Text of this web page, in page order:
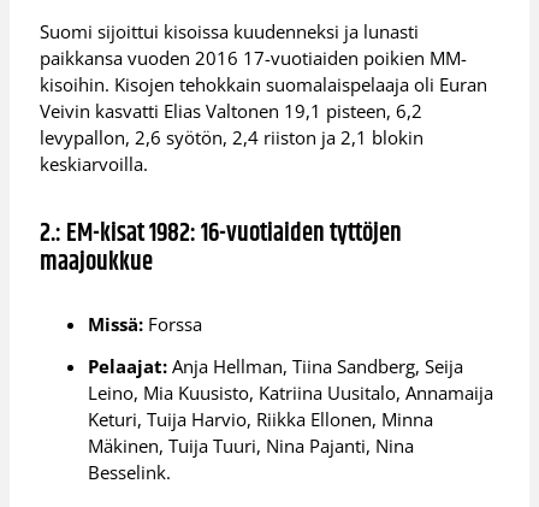
Suomi sijoittui kisoissa kuudenneksi ja lunasti
paikkansa vuoden 2016 17-vuotiaiden poikien MM-
kisoihin. Kisojen tehokkain suomalaispelaaja oli Euran
Veivin kasvatti Elias Valtonen 19,1 pisteen, 6,2
levypallon, 2,6 syötön, 2,4 riiston ja 2,1 blokin
keskiarvoilla.
2.: EM-kisat 1982: 16-vuotiaiden tyttöjen
maajoukkue
Missä: Forssa
Pelaajat: Anja Hellman, Tiina Sandberg, Seija
Leino, Mia Kuusisto, Katriina Uusitalo, Annamaija
Keturi, Tuija Harvio, Riikka Ellonen, Minna
Mäkinen, Tuija Tuuri, Nina Pajanti, Nina
Besselink.